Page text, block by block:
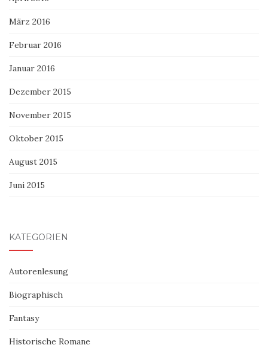
März 2016
Februar 2016
Januar 2016
Dezember 2015
November 2015
Oktober 2015
August 2015
Juni 2015
KATEGORIEN
Autorenlesung
Biographisch
Fantasy
Historische Romane